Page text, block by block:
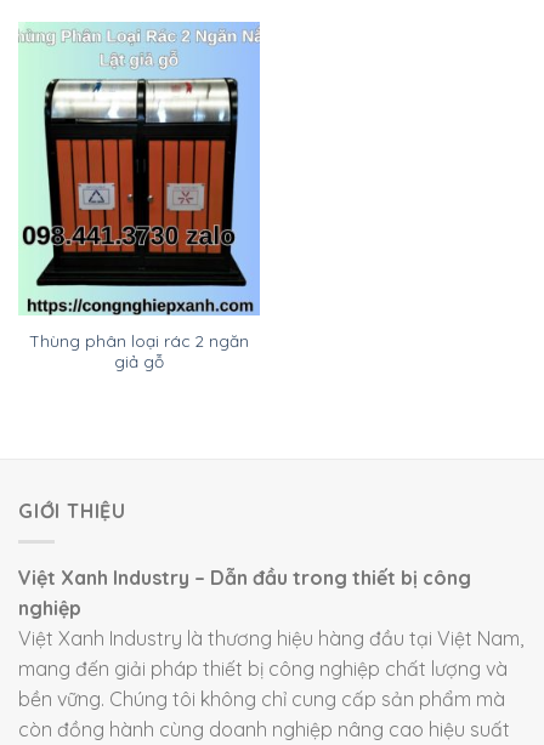
Thùng phân loại rác 2 ngăn
giả gỗ
GIỚI THIỆU
Việt Xanh Industry – Dẫn đầu trong thiết bị công
nghiệp
Việt Xanh Industry là thương hiệu hàng đầu tại Việt Nam,
mang đến giải pháp thiết bị công nghiệp chất lượng và
bền vững. Chúng tôi không chỉ cung cấp sản phẩm mà
còn đồng hành cùng doanh nghiệp nâng cao hiệu suất